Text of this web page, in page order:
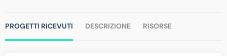
PROGETTI RICEVUTI DESCRIZIONE RISORSE